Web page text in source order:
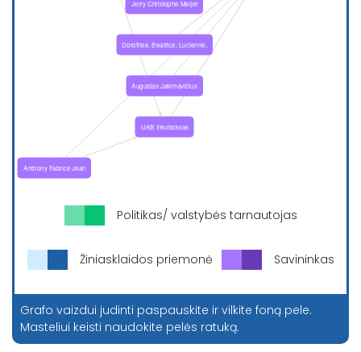
Politikas/ valstybės tarnautojas
Žiniasklaidos priemonė Savininkas
Grafo vaizdui judinti paspauskite ir vilkite foną pele.
Masteliui keisti naudokite pelės ratuką.